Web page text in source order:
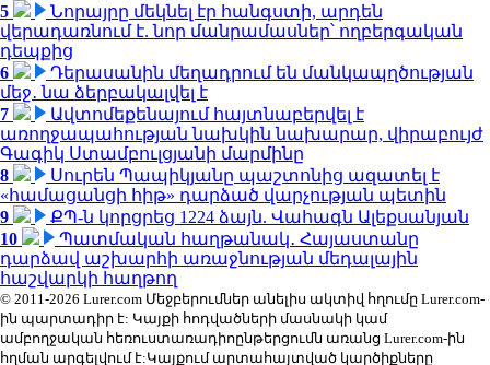
5
Նորայրը մեկնել էր հանգստի, արդեն
վերադառնում է. նոր մանրամասներ՝ ողբերգական
դեպքից
6
Դերասանին մեղադրում են մանկապղծության
մեջ․ նա ձերբակալվել է
7
Ավտոմեքենայում հայտնաբերվել է
առողջապահության նախկին նախարար, վիրաբույժ
Գագիկ Ստամբուլցյանի մարմինը
8
Սուրեն Պապիկյանը պաշտոնից ազատել է
«համացանցի հիթ» դարձած վարչության պետին
9
ՔՊ-ն կորցրեց 1224 ձայն. Վահագն Ալեքսանյան
10
Պատմական հաղթանակ․ Հայաստանը
դարձավ աշխարհի առաջնության մեդալային
հաշվարկի հաղթող
© 2011-2026 Lurer.com Մեջբերումներ անելիս ակտիվ հղումը Lurer.com-
ին պարտադիր է: Կայքի հոդվածների մասնակի կամ
ամբողջական հեռուստառադիոընթերցումն առանց Lurer.com-ին
հղման արգելվում է:Կայքում արտահայտված կարծիքները